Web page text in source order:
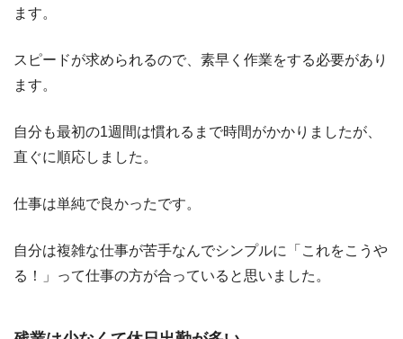
ます。
スピードが求められるので、素早く作業をする必要があり
ます。
自分も最初の1週間は慣れるまで時間がかかりましたが、
直ぐに順応しました。
仕事は単純で良かったです。
自分は複雑な仕事が苦手なんでシンプルに「これをこうや
る！」って仕事の方が合っていると思いました。